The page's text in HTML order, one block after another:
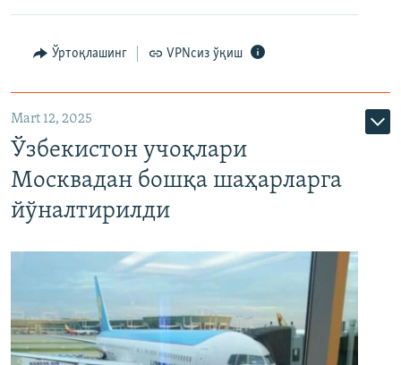
Ўртоқлашинг VPNсиз ўқиш
Mart 12, 2025
Ўзбекистон учоқлари
Москвадан бошқа шаҳарларга
йўналтирилди